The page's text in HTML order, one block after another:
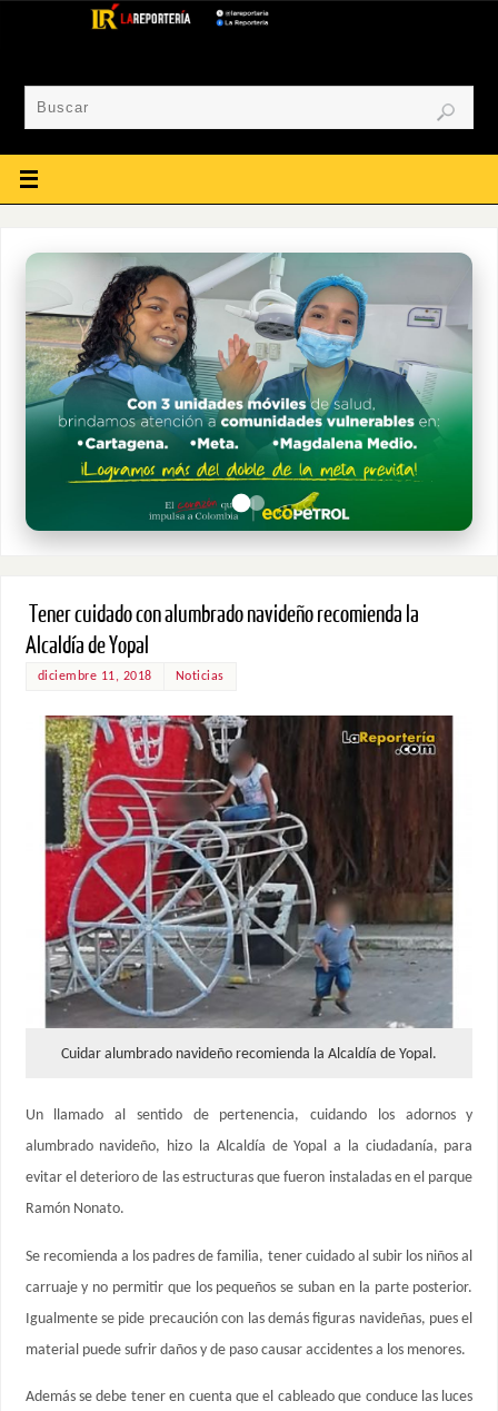
Tener cuidado con alumbrado navideño recomienda la
Alcaldía de Yopal
diciembre 11, 2018 Noticias
Cuidar alumbrado navideño recomienda la Alcaldía de Yopal.
Un llamado al sentido de pertenencia, cuidando los adornos y
alumbrado navideño, hizo la Alcaldía de Yopal a la ciudadanía, para
evitar el deterioro de las estructuras que fueron instaladas en el parque
Ramón Nonato.
Se recomienda a los padres de familia, tener cuidado al subir los niños al
carruaje y no permitir que los pequeños se suban en la parte posterior.
Igualmente se pide precaución con las demás figuras navideñas, pues el
material puede sufrir daños y de paso causar accidentes a los menores.
Además se debe tener en cuenta que el cableado que conduce las luces